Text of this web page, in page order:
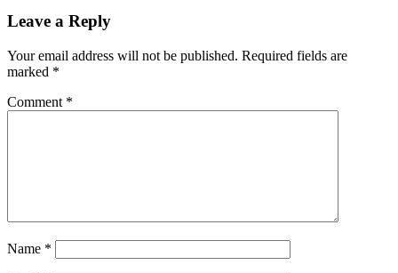
Leave a Reply
Your email address will not be published. Required fields are
marked *
Comment *
Name *